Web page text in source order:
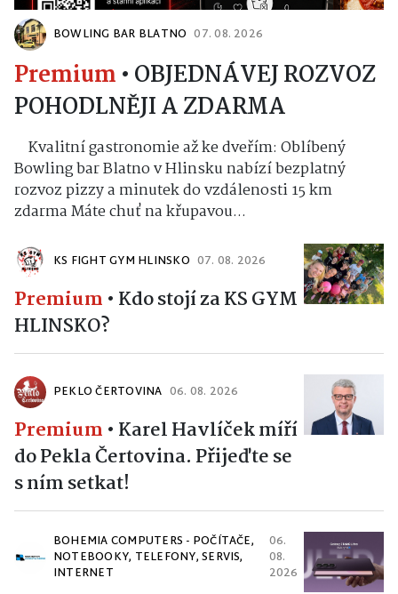
BOWLING BAR BLATNO 07. 08. 2026
Premium • OBJEDNÁVEJ ROZVOZ
POHODLNĚJI A ZDARMA
Kvalitní gastronomie až ke dveřím: Oblíbený
Bowling bar Blatno v Hlinsku nabízí bezplatný
rozvoz pizzy a minutek do vzdálenosti 15 km
zdarma Máte chuť na křupavou...
KS FIGHT GYM HLINSKO 07. 08. 2026
Premium • Kdo stojí za KS GYM
HLINSKO?
PEKLO ČERTOVINA 06. 08. 2026
Premium • Karel Havlíček míří
do Pekla Čertovina. Přijeďte se
s ním setkat!
BOHEMIA COMPUTERS - POČÍTAČE,
NOTEBOOKY, TELEFONY, SERVIS,
INTERNET
06.
08.
2026